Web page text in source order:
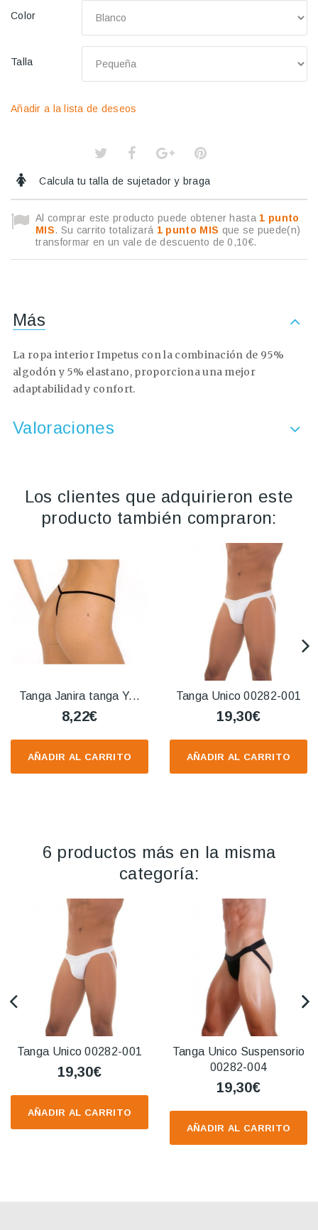
Color
Talla
Añadir a la lista de deseos
Calcula tu talla de sujetador y braga
Al comprar este producto puede obtener hasta 1 punto
MIS. Su carrito totalizará 1punto MIS que se puede(n)
transformar en un vale de descuento de0,10€.
Más
La ropa interior Impetus con la combinación de 95%
algodón y 5% elastano, proporciona una mejor
adaptabilidad y confort.
Valoraciones
Los clientes que adquirieron este
producto también compraron:
AÑADIR AL CARRITO
Tanga Janira tanga Y...
8,22€
AÑADIR AL CARRITO
Tanga Unico 00282-001
19,30€
6 productos más en la misma
categoría:
AÑADIR AL CARRITO
Tanga Unico 00282-001
19,30€
AÑADIR AL CARRITO
Tanga Unico Suspensorio
00282-004
19,30€